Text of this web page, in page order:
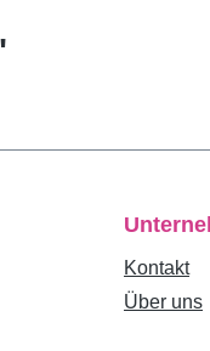
Kontakt
Über uns